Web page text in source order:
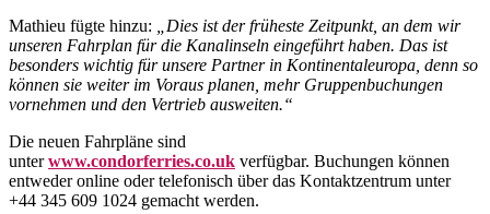
Mathieu fügte hinzu:
„Dies ist der früheste Zeitpunkt, an dem wir
unseren Fahrplan für die Kanalinseln eingeführt haben. Das ist
besonders wichtig für unsere Partner in Kontinentaleuropa, denn so
können sie weiter im Voraus planen, mehr Gruppenbuchungen
vornehmen und den Vertrieb ausweiten.“
Die neuen Fahrpläne sind
unterwww.condorferries.co.uk verfügbar. Buchungen können
entweder online oder telefonisch über das Kontaktzentrum unter
+44 345 609 1024 gemacht werden.